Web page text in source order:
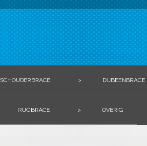
SCHOUDERBRACE > DIJBEENBRACE
RUGBRACE > OVERIG